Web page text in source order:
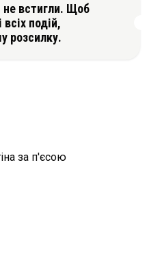
встигли. Щоб
подій,
розсилку.
за п'єсою